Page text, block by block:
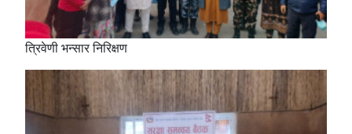
त्रिवेणी भन्सार निरिक्षण